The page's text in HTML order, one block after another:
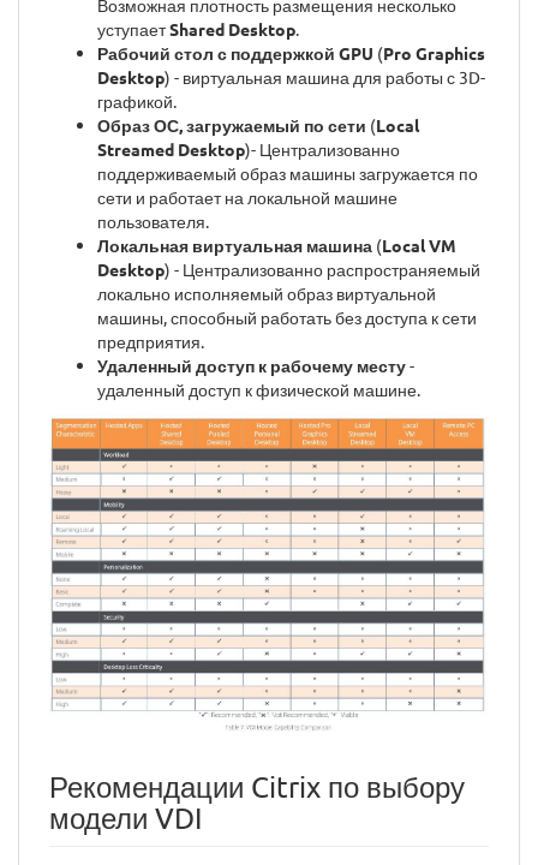
Возможная плотность размещения несколько
уступаетShared Desktop.
Рабочий стол с поддержкой GPU (Pro Graphics
Desktop) - виртуальная машина для работы с 3D-
графикой.
Образ ОС, загружаемый по сети (Local
Streamed Desktop)- Централизованно
поддерживаемый образ машины загружается по
сети и работает на локальной машине
пользователя.
Локальная виртуальная машина (Local VM
Desktop) - Централизованно распространяемый
локально исполняемый образ виртуальной
машины, способный работать без доступа к сети
предприятия.
Удаленный доступ к рабочему месту-
удаленный доступ к физической машине.
Рекомендации Citrix по выбору
модели VDI